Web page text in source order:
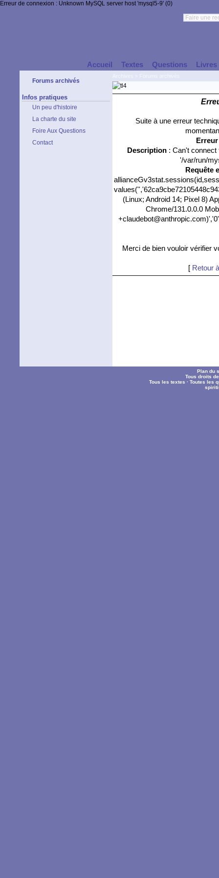
Erreur de connexion : Unknown MySQL server host 'mysql5-9' (0)
Accueil Textes Questions Livres
Forums archivés
Infos pratiques
Un peu d'histoire
La charte du site
Foire Aux Questions
Contact
Suite à une erreur
Description: Can't connect
'/var/run/
Requête
(Linux; Android 14; Pixel 8)
Chrome/131.0.0.0
Merci de bien vouloir vérifier
[ Retour
Plan du
Tous droits
Tous les textes ·Toutes les